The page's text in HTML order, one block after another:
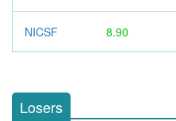
NICSF 8.90
Losers